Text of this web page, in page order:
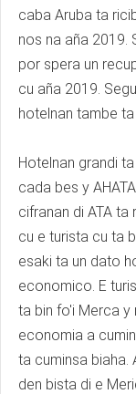
caba Aruba ta
nos na aña 2019.
por spera un
cu aña 2019.
hotelnan tambe
Hotelnan grandi
cada bes y
cifranan di ATA
cu e turista cu ta
esaki ta un dato
economico. E
ta bin fo'i Merca y
economia a
ta cuminsa biaha.
den bista di e